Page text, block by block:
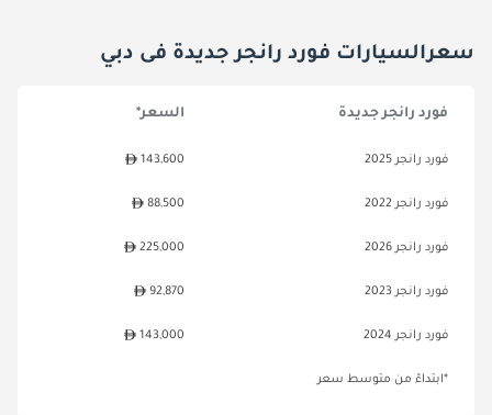
سعرالسيارات فورد رانجر جديدة فى دبي
فورد رانجر جديدة السعر*
فورد رانجر 2025 143,600
فورد رانجر 2022 88,500
فورد رانجر 2026 225,000
فورد رانجر 2023 92,870
فورد رانجر 2024 143,000
*ابتداءً من متوسط سعر